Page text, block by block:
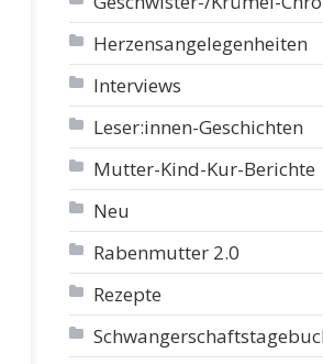
Herzensangelegenheiten
Interviews
Leser:innen-Geschichten
Mutter-Kind-Kur-Berichte
Neu
Rabenmutter 2.0
Rezepte